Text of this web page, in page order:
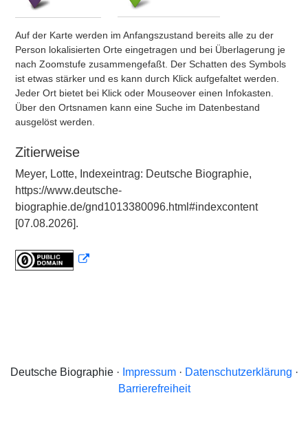
Auf der Karte werden im Anfangszustand bereits alle zu der
Person lokalisierten Orte eingetragen und bei Überlagerung je
nach Zoomstufe zusammengefaßt. Der Schatten des Symbols
ist etwas stärker und es kann durch Klick aufgefaltet werden.
Jeder Ort bietet bei Klick oder Mouseover einen Infokasten.
Über den Ortsnamen kann eine Suche im Datenbestand
ausgelöst werden.
Zitierweise
Meyer, Lotte, Indexeintrag: Deutsche Biographie,
https://www.deutsche-
biographie.de/gnd1013380096.html#indexcontent
[07.08.2026].
Deutsche Biographie · Impressum· Datenschutzerklärung ·
Barrierefreiheit